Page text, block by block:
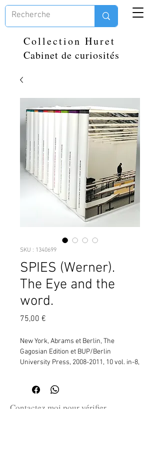
Collection Huret
Cabinet de curiosités
SKU : 1340699
SPIES (Werner).
The Eye and the
word.
75,00 €
New York, Abrams et Berlin, The
Gagosian Edition et BUP/Berlin
University Press, 2008-2011, 10 vol. in-8,
(L212) ¦Texte en anglais. Collection
Writings on Art and Literature.
Contactez moi pour vérifier